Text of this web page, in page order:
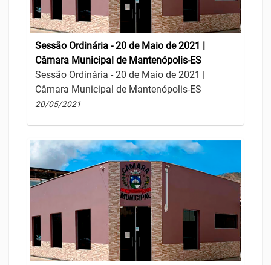
Sessão Ordinária - 20 de Maio de 2021 |
Câmara Municipal de Mantenópolis-ES
Sessão Ordinária - 20 de Maio de 2021 |
Câmara Municipal de Mantenópolis-ES
20/05/2021